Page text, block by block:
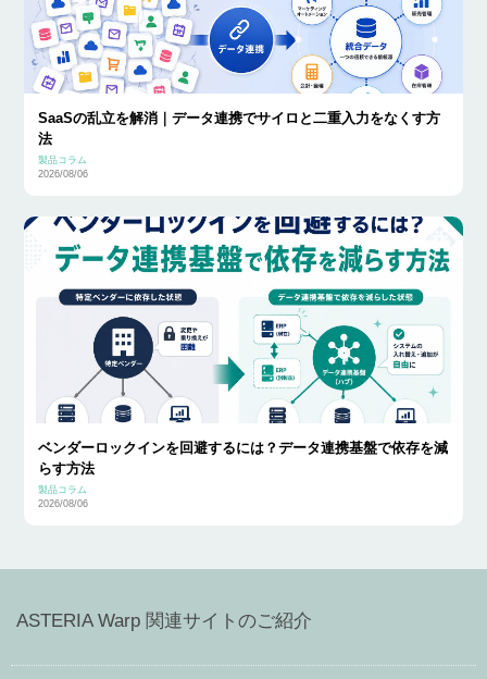
SaaSの乱立を解消｜データ連携でサイロと二重入力をなくす方
法
製品コラム
2026/08/06
ベンダーロックインを回避するには？データ連携基盤で依存を減
らす方法
製品コラム
2026/08/06
ASTERIA Warp 関連サイトのご紹介